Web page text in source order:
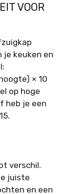
VOOR
keuken en
× 10
op hoge
heb je een
verschil.
juiste
en een